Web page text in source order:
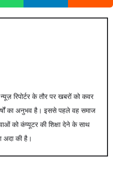
रिपोर्टर के तौर पर खबरों को कवर
का अनुभव है। इससे पहले वह समाज
को कंप्यूटर की शिक्षा देने के साथ
अदा की है।